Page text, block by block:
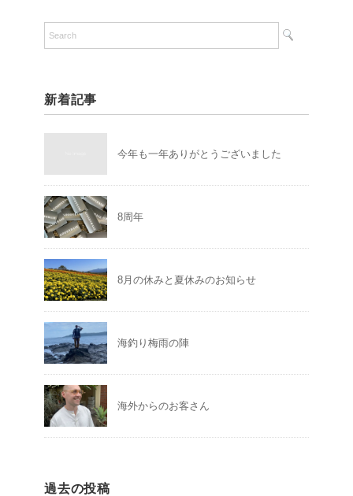
新着記事
今年も一年ありがとうございました
8周年
8月の休みと夏休みのお知らせ
海釣り梅雨の陣
海外からのお客さん
過去の投稿